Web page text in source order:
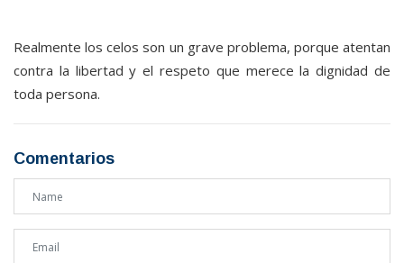
Realmente los celos son un grave problema, porque atentan
contra la libertad y el respeto que merece la dignidad de
toda persona.
Comentarios